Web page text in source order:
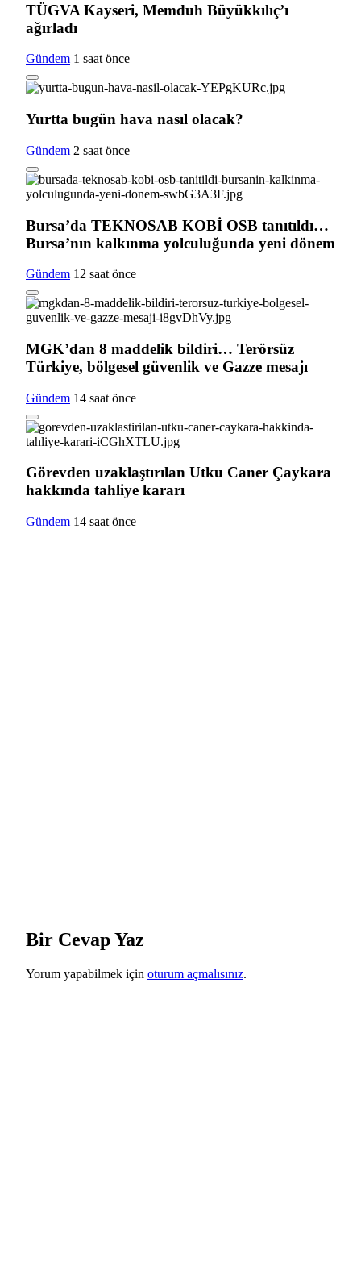
TÜGVA Kayseri, Memduh Büyükkılıç’ı
ağırladı
Gündem 1 saat önce
Yurtta bugün hava nasıl olacak?
Gündem 2 saat önce
Bursa’da TEKNOSAB KOBİ OSB tanıtıldı…
Bursa’nın kalkınma yolculuğunda yeni dönem
Gündem 12 saat önce
MGK’dan 8 maddelik bildiri… Terörsüz
Türkiye, bölgesel güvenlik ve Gazze mesajı
Gündem 14 saat önce
Görevden uzaklaştırılan Utku Caner Çaykara
hakkında tahliye kararı
Gündem 14 saat önce
Bir Cevap Yaz
Yorum yapabilmek için oturum açmalısınız.